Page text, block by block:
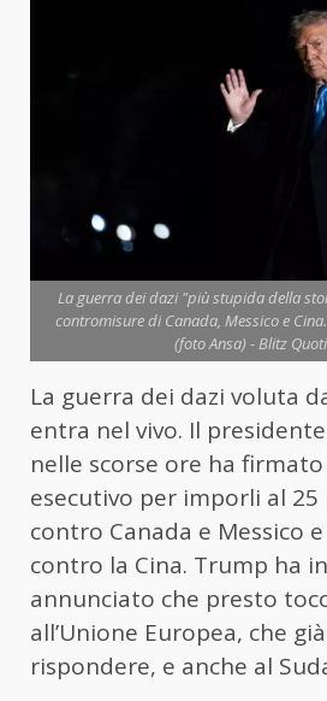
La guerra dei dazi "più stupida della
contromisure di Canada, Messico e
(foto Ansa) - Blitz
La guerra dei dazi voluta
entra nel vivo. Il
nelle scorse ore ha firmato
esecutivo per imporli al 25
contro Canada e Messico
contro la Cina. Trump ha
annunciato che presto
all’Unione Europea, che
rispondere, e anche al